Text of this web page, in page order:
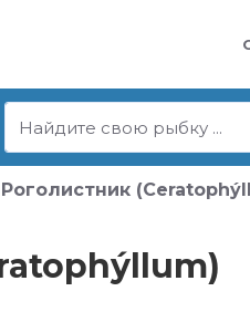
Роголистник